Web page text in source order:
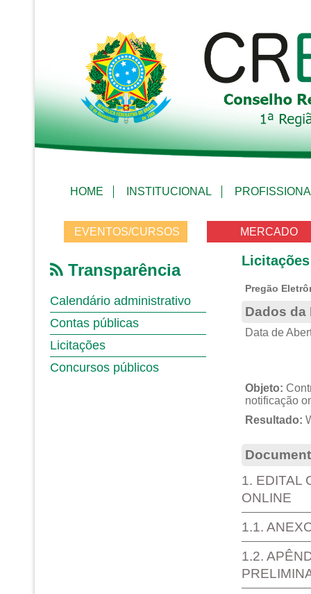
HOME INSTITUCIONAL
EVENTOS/CURSOS MERCADO
Transparência
Calendário administrativo
Contas públicas
Licitações
Concursos públicos
Pregão
Dados da
Data de
Objeto:
notificação
Resultado:
1. EDITAL
ONLINE
1.1.
1.2.